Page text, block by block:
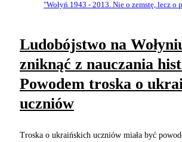
"Wołyń 1943 - 2013. Nie o zemstę, lecz o
Ludobójstwo na
zniknąć z nauczania
Powodem troska o
uczniów
Troska o ukraińskich uczniów miała być